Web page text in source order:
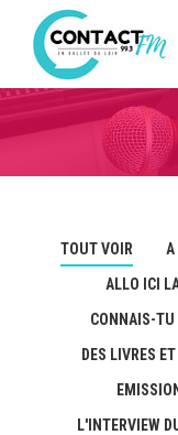
TOUT VOIR A
ALLO ICI
CONNAIS-
DES LIVRES
L'INTERVIEW